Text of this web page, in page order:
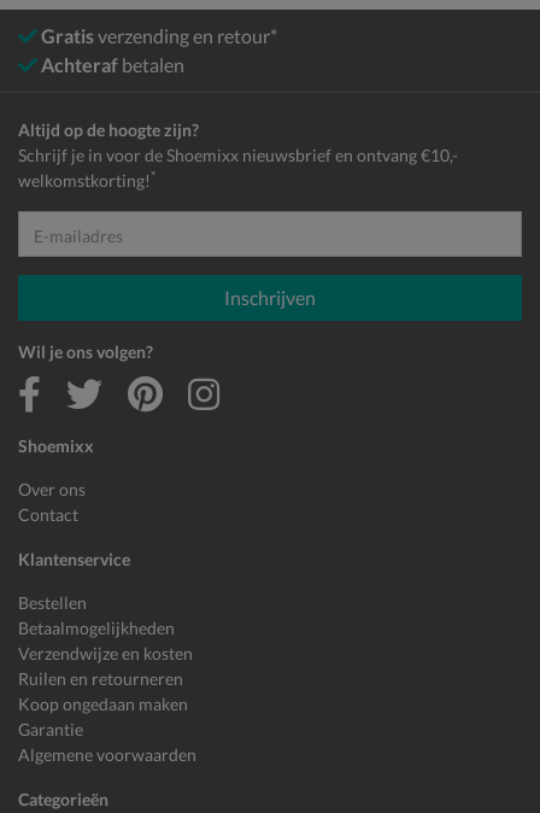
Gratisverzending en retour*
Achteraf betalen
Shoemixx
Over ons
Contact
Klantenservice
Bestellen
Betaalmogelijkheden
Verzendwijze en kosten
Ruilen en retourneren
Koop ongedaan maken
Garantie
Algemene voorwaarden
Categorieën
Altijd op de hoogte zijn?
Schrijf je in voor de Shoemixx nieuwsbrief en ontvang €10,-
welkomstkorting! *
E-mailadres
Inschrijven
Wil je ons volgen?